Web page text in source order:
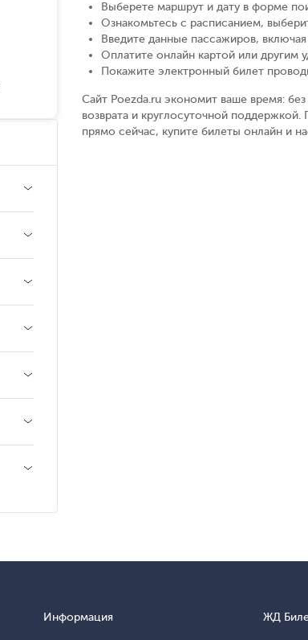
Выберете маршрут и дату в форме
Ознакомьтесь с расписанием,
Введите данные пассажиров,
Оплатите онлайн картой или
Покажите электронный билет
Сайт Poezda.ru экономит ваше время:
возврата и круглосуточной
прямо сейчас, купите билеты онлайн и
Информация ЖД